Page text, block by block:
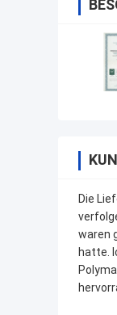
Die
waren
hatte.